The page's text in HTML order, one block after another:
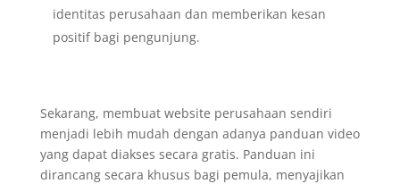
identitas perusahaan dan memberikan kesan
positif bagi pengunjung.
Sekarang, membuat website perusahaan sendiri
menjadi lebih mudah dengan adanya panduan video
yang dapat diakses secara gratis. Panduan ini
dirancang secara khusus bagi pemula, menyajikan